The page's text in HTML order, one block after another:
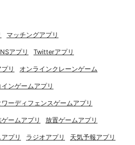
マッチングアプリ
アプリ Twitterアプリ
リ オンラインクレーンゲーム
インゲームアプリ
ワーディフェンスゲームアプリ
ームアプリ 放置ゲームアプリ
プリ ラジオアプリ 天気予報アプリ